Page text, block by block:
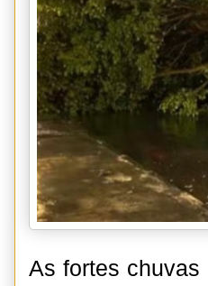
As fortes